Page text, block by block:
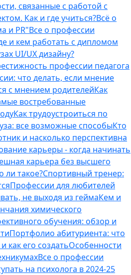
связанные с работой с
Как и где учиться?Всё о
и PR"Все о профессии
и кем работать с дипломом
UI/UX дизайну?
профессии педагога
что делать, если мнение
с мнением родителейКак
востребованные
Как трудоустроиться по
все возможные способыКто
и насколько перспективна
карьеры - когда начинать
карьера без высшего
ли такое?Спортивный тренер:
Профессии для любителей
не выходя из геймаКем и
химического
обучения: обзор и
Портфолио абитуриента: что
как его создатьОсобенности
Все о профессии
на психолога в 2024-25